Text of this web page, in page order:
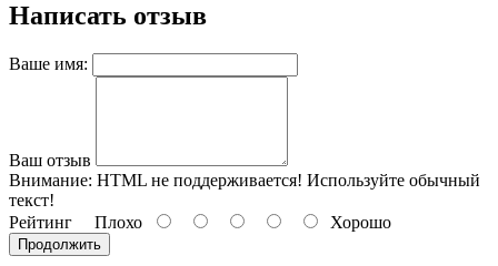
Написать отзыв
Ваше имя:
Ваш отзыв
Внимание: HTML не поддерживается! Используйте обычный
текст!
Рейтинг Плохо Хорошо
Продолжить